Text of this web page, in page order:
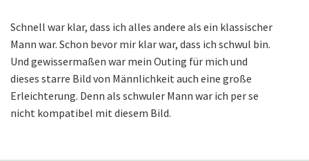
Schnell war klar, dass ich alles andere als ein klassischer
Mann war. Schon bevor mir klar war, dass ich schwul bin.
Und gewissermaßen war mein Outing für mich und
dieses starre Bild von Männlichkeit auch eine große
Erleichterung. Denn als schwuler Mann war ich per se
nicht kompatibel mit diesem Bild.